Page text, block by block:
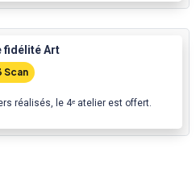
fidélité Art
Scan
réalisés, le 4ᵉ atelier est offert.